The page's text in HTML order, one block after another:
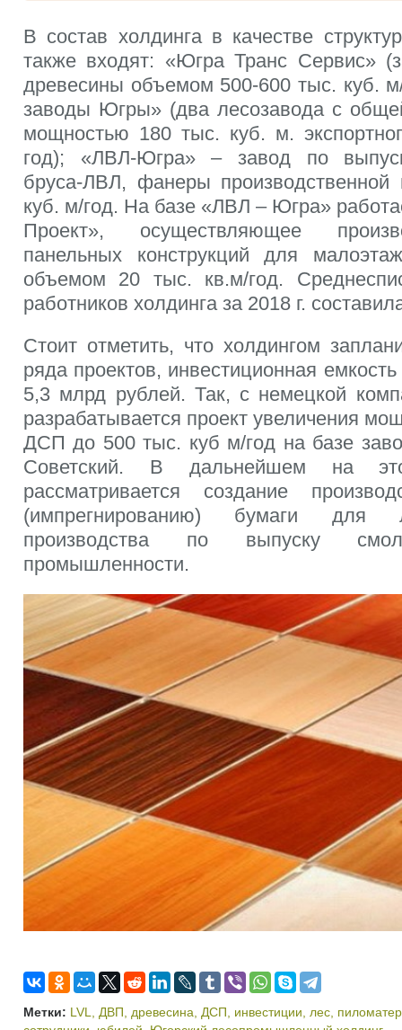
В состав холдинга в качестве
также входят: «Югра Транс Сервис»
древесины объемом 500-600 тыс. куб.
заводы Югры» (два лесозавода с
мощностью 180 тыс. куб. м.
год); «ЛВЛ-Югра» – завод по
бруса-ЛВЛ, фанеры
куб. м/год. На базе «ЛВЛ – Югра»
Проект», осуществляющее
панельных конструкций для
объемом 20 тыс. кв.м/год.
работников холдинга за 2018 г.
Стоит отметить, что холдингом
ряда проектов, инвестиционная
5,3 млрд рублей. Так, с немецкой
разрабатывается проект увеличения
ДСП до 500 тыс. куб м/год на базе
Советский. В дальнейшем на
рассматривается создание
(импрегнированию) бумаги для
производства по выпуску
промышленности.
Метки: LVL ДВП древесина ДСП инвестиции лес